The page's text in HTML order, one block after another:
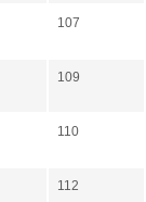
107
109
110
112